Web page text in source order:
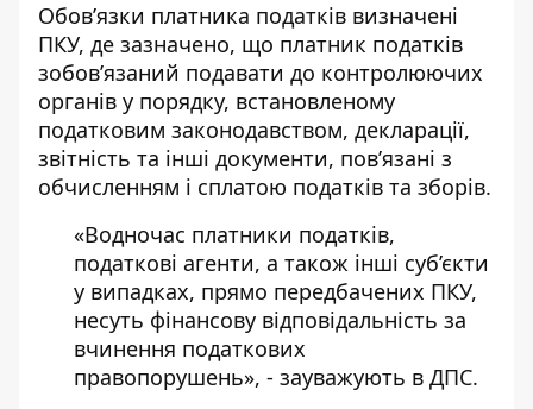
Обов’язки платника податків визначені
ПКУ, де зазначено, що платник податків
зобов’язаний подавати до контролюючих
органів у порядку, встановленому
податковим законодавством, декларації,
звітність та інші документи, пов’язані з
обчисленням і сплатою податків та зборів.
«Водночас платники податків,
податкові агенти, а також інші суб’єкти
у випадках, прямо передбачених ПКУ,
несуть фінансову відповідальність за
вчинення податкових
правопорушень», - зауважують в ДПС.